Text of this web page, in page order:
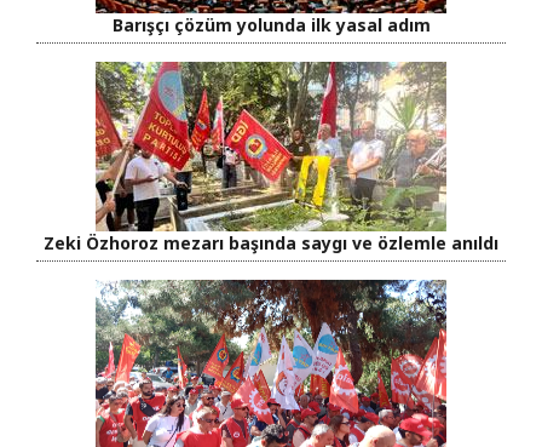
Barışçı çözüm yolunda ilk yasal adım
Zeki Özhoroz mezarı başında saygı ve özlemle anıldı